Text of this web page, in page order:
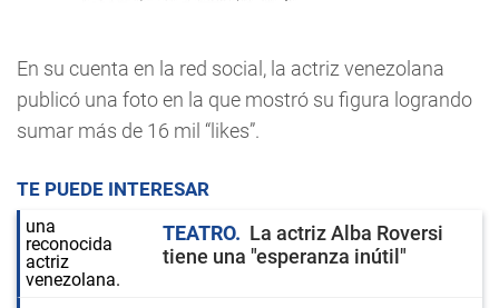
En su cuenta en la red social, la actriz venezolana
publicó una foto en la que mostró su figura logrando
sumar más de 16 mil “likes”.
TE PUEDE INTERESAR
TEATRO
La actriz Alba Roversi
tiene una "esperanza inútil"